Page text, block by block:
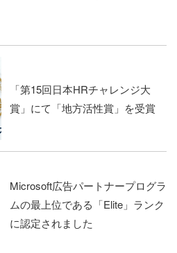
「第15回日本HRチャレンジ大
賞」にて「地方活性賞」を受賞
Microsoft広告パートナープログラ
ムの最上位である「Elite」ランク
に認定されました